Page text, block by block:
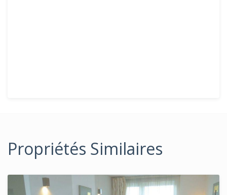
Propriétés Similaires